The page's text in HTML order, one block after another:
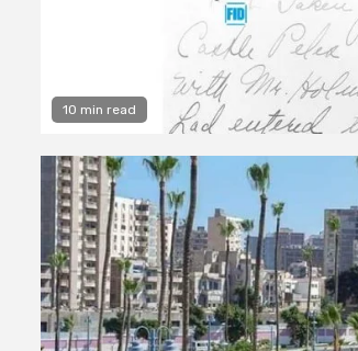
10 min read